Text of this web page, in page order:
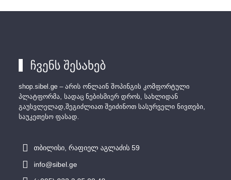
ჩვენს შესახებ
shop.sibel.ge – არის ონლაინ შოპინგის კომფორტული
პლატფორმა, სადაც ნებისმიერ დროს, სახლიდან
გაუსვლელად,შეგიძლიათ შეიძინოთ სასურველი ნივთები,
საუკეთესო ფასად.
თბილისი, რაფიელ აგლაძის 59
info@sibel.ge